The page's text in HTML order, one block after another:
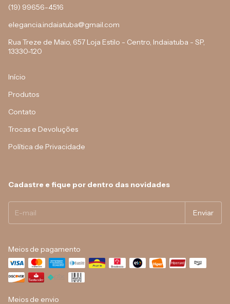
(19) 99656-4516
elegancia.indaiatuba@gmail.com
Rua Treze de Maio, 657 Loja Estilo - Centro, Indaiatuba - SP,
13330-120
Início
Produtos
Contato
Trocas e Devoluções
Política de Privacidade
Cadastre e fique por dentro das novidades
Meios de pagamento
Meios de envio